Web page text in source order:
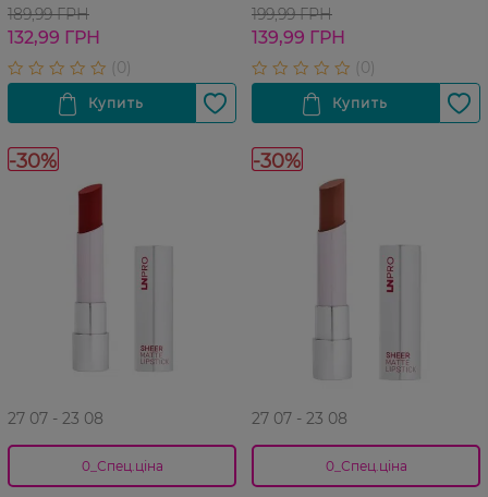
189,99 ГРН
132,99 ГРН
199,99 ГРН
139,99 ГРН
-30%
27 07 - 23 08
0_Спец.ціна
-30%
27 07 - 23 08
0_Спец.ціна